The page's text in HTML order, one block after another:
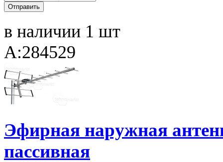
в наличии 1 шт
A:284529
Эфирная наружная
пассивная